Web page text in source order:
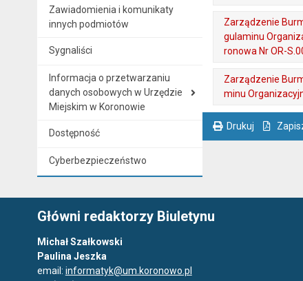
Zawiadomienia i komunikaty
innych podmiotów
Sygnaliści
Informacja o przetwarzaniu
danych osobowych w Urzędzie
Miejskim w Koronowie
Dostępność
Cyberbezpieczeństwo
Zarządzenie
gulaminu
ronowa Nr OR-
Zarządzenie
minu
Drukuj
Główni redaktorzy Biuletynu
Michał Szałkowski
Paulina Jeszka
email: informatyk@um.koronowo.pl